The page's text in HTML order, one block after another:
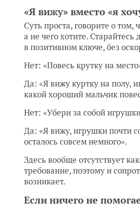
«Я вижу» вместо «я
Суть проста, говорите о том,
а не чего хотите. Старайтесь
в позитивном ключе, без
Нет: «Повесь крутку на
Да: «Я вижу куртку на полу,
какой хороший мальчик
Нет: «Убери за собой
Да: «Я вижу, игрушки почти
осталось совсем немного».
Здесь вообще отсутствует
требование, поэтому и
возникает.
Если ничего не